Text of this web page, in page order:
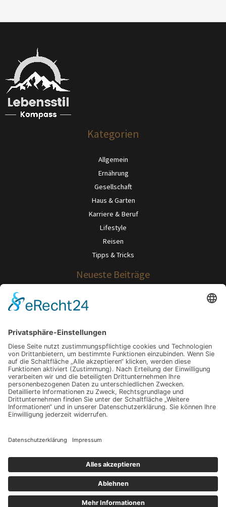
Kategorien
Allgemein
Ernährung
Gesellschaft
Haus & Garten
Karriere & Beruf
Lifestyle
Reisen
Tipps & Tricks
Neueste Beiträge
Wenn Abschied zur Last wird: Wege, die eigenen Gefühle zu ordnen
Verkalktes Wasser? So wird Ihr Zuhause widerstandsfähig gegen
Gut sitzen, besser leben: Warum dein Stuhl über dein Wohlbefinden
entscheidet
Karriere und Kinderernährung: Wie du im Alltag beides unter einen Hut
bekommst
Wie Menschen einen exklusiven Lifestyle bewusst gestalten
Schlagwörter
Copyright © 2026 Lebensstil Kompass
Datenschutz